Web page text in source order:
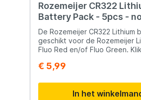
Rozemeijer CR322
Battery Pack - 5pcs -
rechargeable
De Rozemeijer CR322 Lithium
geschikt voor de Rozemeijer
Fluo Red en/of Fluo Green.
geruime tijd fel schijnen.
Batterijen voor de light stick Niet
oplaadbaar Inhoud: 5 stuks
€ 5,99
In het